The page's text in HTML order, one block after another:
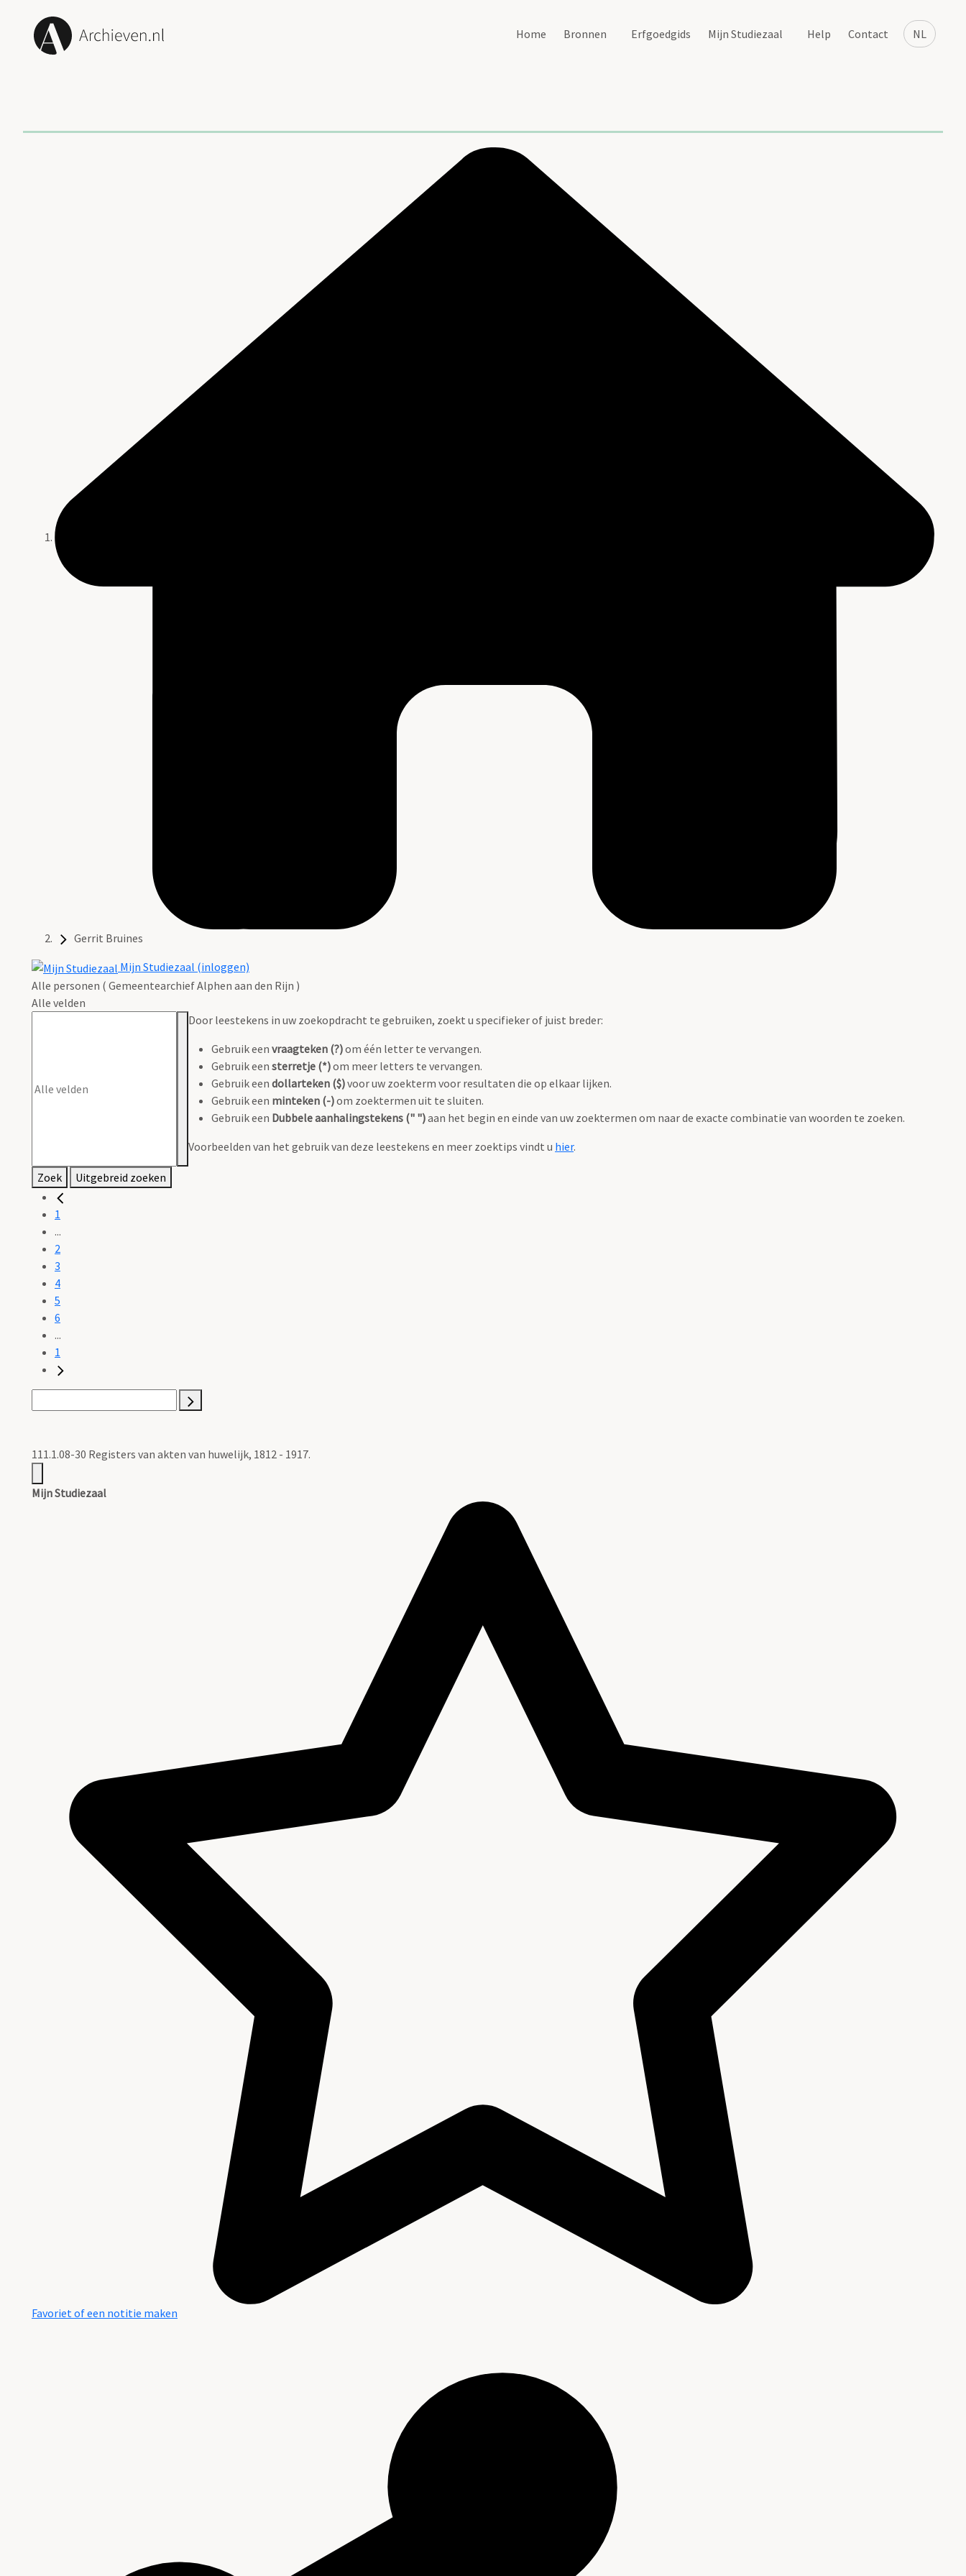
NL
Home Bronnen Erfgoedgids Mijn Studiezaal Help Contact
Gerrit Bruines
Mijn Studiezaal (inloggen)
Alle personen ( Gemeentearchief Alphen aan den Rijn )
Alle velden
Door leestekens in uw zoekopdracht te gebruiken, zoekt u specifieker of juist breder:
Gebruik een vraagteken (?)om één letter te vervangen.
Gebruik een sterretje (*)om meer letters te vervangen.
Gebruik een dollarteken ($)voor uw zoekterm voor resultaten die op elkaar lijken.
Gebruik een minteken (-)om zoektermen uit te sluiten.
Gebruik een Dubbele aanhalingstekens (" ")aan het begin en einde van uw zoektermen om naar de exacte combinatie van woorden te zoeken.
Voorbeelden van het gebruik van deze leestekens en meer zoektips vindt u hier.
Zoek Uitgebreid zoeken
1
...
2
3
4
5
6
...
1
111.1.08-30 Registers van akten van huwelijk, 1812 - 1917.
Mijn Studiezaal
Favoriet of een notitie maken